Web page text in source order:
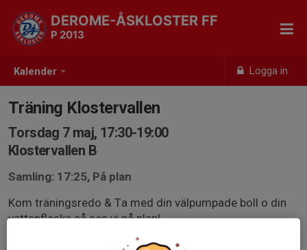
Kalender Logga in
DEROME-ÅSKLOSTER FF
P 2013
Träning Klostervallen
Torsdag 7 maj, 17:30-19:00
Klostervallen B
Samling: 17:25, På plan
Kom träningsredo & Ta med din välpumpade boll o din
vattenflaska så ses vi på plan!